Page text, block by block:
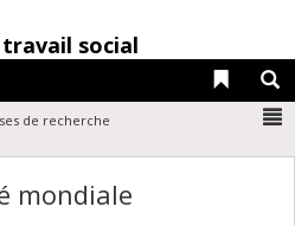
travail social
Liens
de recherche
mondiale